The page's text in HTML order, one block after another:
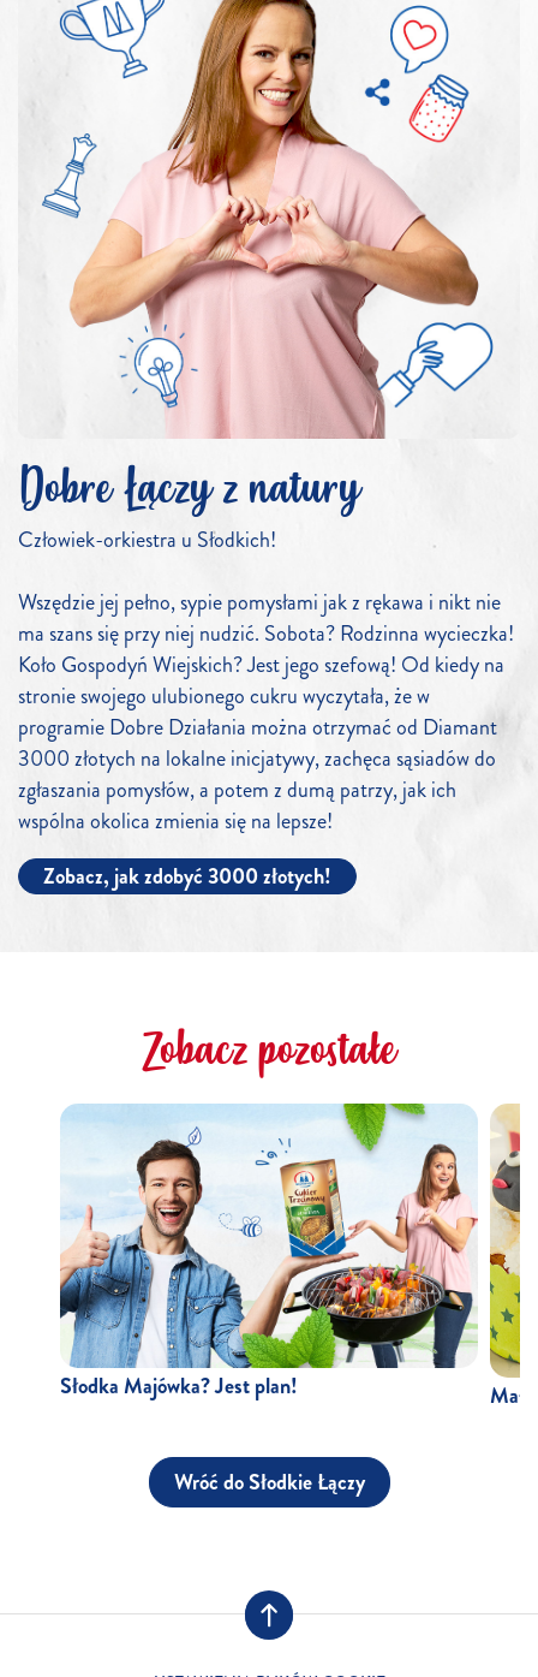
Dobre Łączy z natury
Człowiek-orkiestra u Słodkich!
Wszędzie jej pełno, sypie pomysłami jak z rękawa i nikt nie
ma szans się przy niej nudzić. Sobota? Rodzinna wycieczka!
Koło Gospodyń Wiejskich? Jest jego szefową! Od kiedy na
stronie swojego ulubionego cukru wyczytała, że w
programie Dobre Działania można otrzymać od Diamant
3000 złotych na lokalne inicjatywy, zachęca sąsiadów do
zgłaszania pomysłów, a potem z dumą patrzy, jak ich
wspólna okolica zmienia się na lepsze!
Zobacz, jak zdobyć 3000 złotych!
Zobacz pozostałe
Słodka Majówka? Jest plan!
Wróć do Słodkie Łączy